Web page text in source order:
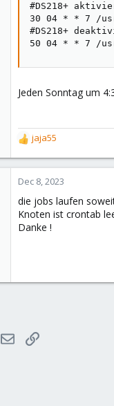
#DS218+
30 04 * * 7 /
#DS218+
50 04 * * 7 /
Jeden Sonntag um
R
e
a
c
i
o
n
jaja55
Dec 8, 2023
die jobs laufen
Knoten ist crontab
Danke !
EmailLink